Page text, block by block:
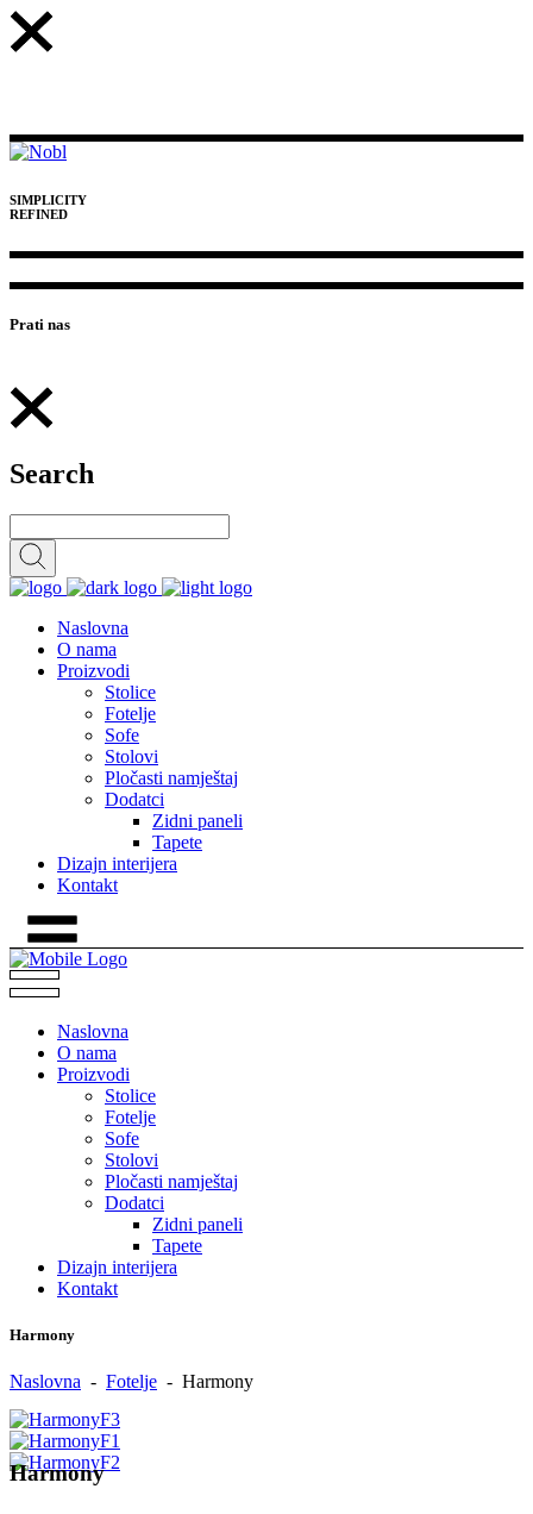
SIMPLICITY
REFINED
Prati nas
Search
Naslovna
O nama
Proizvodi
Stolice
Fotelje
Sofe
Stolovi
Pločasti namještaj
Dodatci
Zidni paneli
Tapete
Dizajn interijera
Kontakt
Naslovna
O nama
Proizvodi
Stolice
Fotelje
Sofe
Stolovi
Pločasti namještaj
Dodatci
Zidni paneli
Tapete
Dizajn interijera
Kontakt
Harmony
Naslovna - Fotelje - Harmony
Harmony